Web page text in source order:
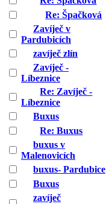
Re: Špačková
Zavíječ v
Pardubicích
zavíječ zlín
Zavíječ -
Líbeznice
Re: Zavíječ -
Líbeznice
Buxus
Re: Buxus
buxus v
Malenovicích
buxus- Pardubice
Buxus
zavíječ